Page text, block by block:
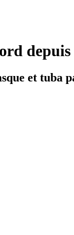
et tuba